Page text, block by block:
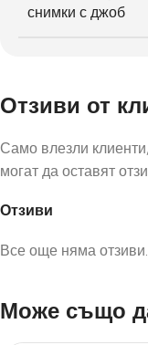
снимки с джоб
Отзиви от
Отзиви
Все още няма отзиви.
Само влезли
могат да оставят
Може също